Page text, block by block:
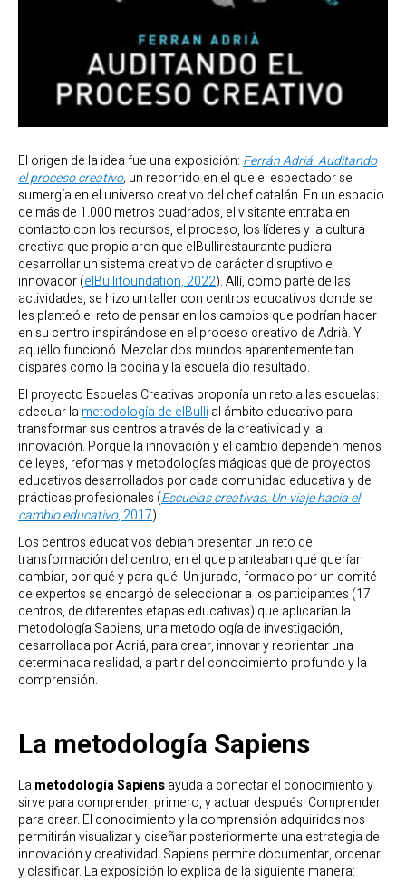
El origen de la idea fue una exposición: Ferrán Adriá. Auditando
el proceso creativo, un recorrido en el que el espectador se
sumergía en el universo creativo del chef catalán. En un espacio
de más de 1.000 metros cuadrados, el visitante entraba en
contacto con los recursos, el proceso, los líderes y la cultura
creativa que propiciaron que elBullirestaurante pudiera
desarrollar un sistema creativo de carácter disruptivo e
innovador (elBullifoundation, 2022). Allí, como parte de las
actividades, se hizo un taller con centros educativos donde se
les planteó el reto de pensar en los cambios que podrían hacer
en su centro inspirándose en el proceso creativo de Adrià. Y
aquello funcionó. Mezclar dos mundos aparentemente tan
dispares como la cocina y la escuela dio resultado.
El proyecto Escuelas Creativas proponía un reto a las escuelas:
adecuar la metodología de elBullial ámbito educativo para
transformar sus centros a través de la creatividad y la
innovación. Porque la innovación y el cambio dependen menos
de leyes, reformas y metodologías mágicas que de proyectos
educativos desarrollados por cada comunidad educativa y de
prácticas profesionales (Escuelas creativas. Un viaje hacia el
cambio educativo, 2017).
Los centros educativos debían presentar un reto de
transformación del centro, en el que planteaban qué querían
cambiar, por qué y para qué. Un jurado, formado por un comité
de expertos se encargó de seleccionar a los participantes (17
centros, de diferentes etapas educativas) que aplicarían la
metodología Sapiens, una metodología de investigación,
desarrollada por Adriá, para crear, innovar y reorientar una
determinada realidad, a partir del conocimiento profundo y la
comprensión.
La metodología Sapiens
La metodología Sapiensayuda a conectar el conocimiento y
sirve para comprender, primero, y actuar después. Comprender
para crear. El conocimiento y la comprensión adquiridos nos
permitirán visualizar y diseñar posteriormente una estrategia de
innovación y creatividad. Sapiens permite documentar, ordenar
y clasificar. La exposición lo explica de la siguiente manera: